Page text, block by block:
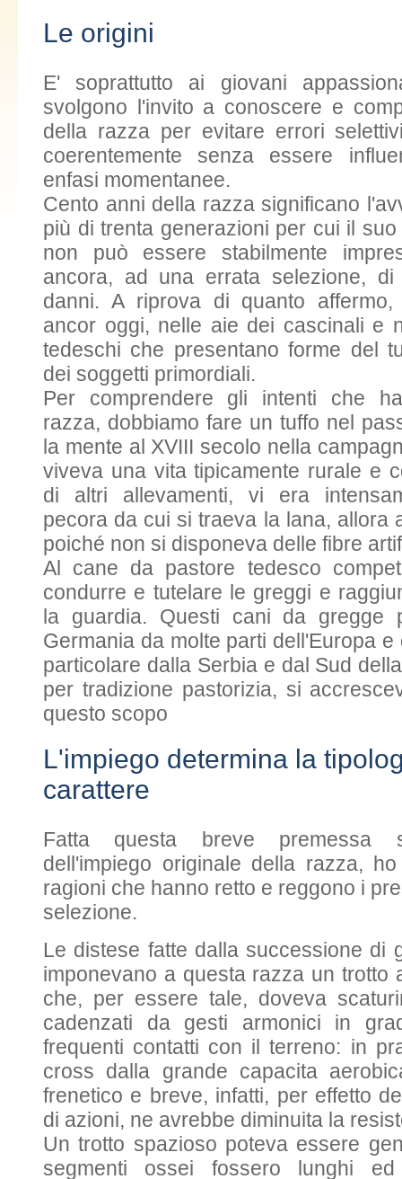
Le origini
E' soprattutto ai giovani
svolgono l'invito a conoscere e
della razza per evitare errori
coerentemente senza essere
enfasi momentanee.
Cento anni della razza significano
più di trenta generazioni per cui il
non può essere stabilmente
ancora, ad una errata selezione, di
danni. A riprova di quanto affermo,
ancor oggi, nelle aie dei cascinali e
tedeschi che presentano forme del
dei soggetti primordiali.
Per comprendere gli intenti che
razza, dobbiamo fare un tuffo nel
la mente al XVIII secolo nella
viveva una vita tipicamente rurale e
di altri allevamenti, vi era
pecora da cui si traeva la lana, allora
poiché non si disponeva delle fibre
Al cane da pastore tedesco
condurre e tutelare le greggi e
la guardia. Questi cani da gregge
Germania da molte parti dell'Europa
particolare dalla Serbia e dal Sud
per tradizione pastorizia, si
questo scopo
L'impiego determina la
carattere
Fatta questa breve premessa
dell'impiego originale della razza,
ragioni che hanno retto e reggono i
selezione.
Le distese fatte dalla successione di
imponevano a questa razza un trotto
che, per essere tale, doveva
cadenzati da gesti armonici in
frequenti contatti con il terreno: in
cross dalla grande capacita
frenetico e breve, infatti, per effetto
di azioni, ne avrebbe diminuita la
Un trotto spazioso poteva essere
segmenti ossei fossero lunghi